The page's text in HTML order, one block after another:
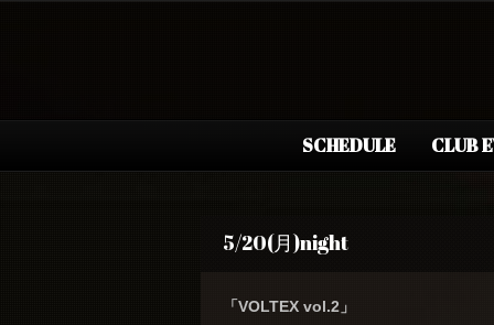
SCHEDULE CLUB
5/20(月)night
「VOLTEX vol.2」